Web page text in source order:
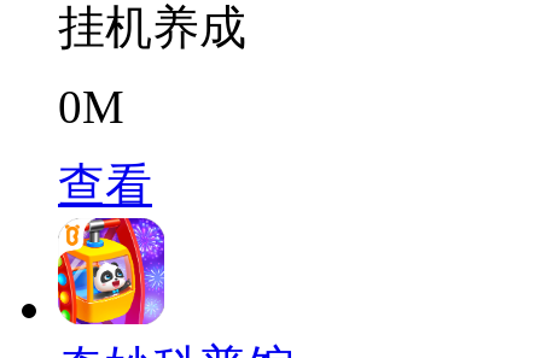
挂机养成
0M
查看